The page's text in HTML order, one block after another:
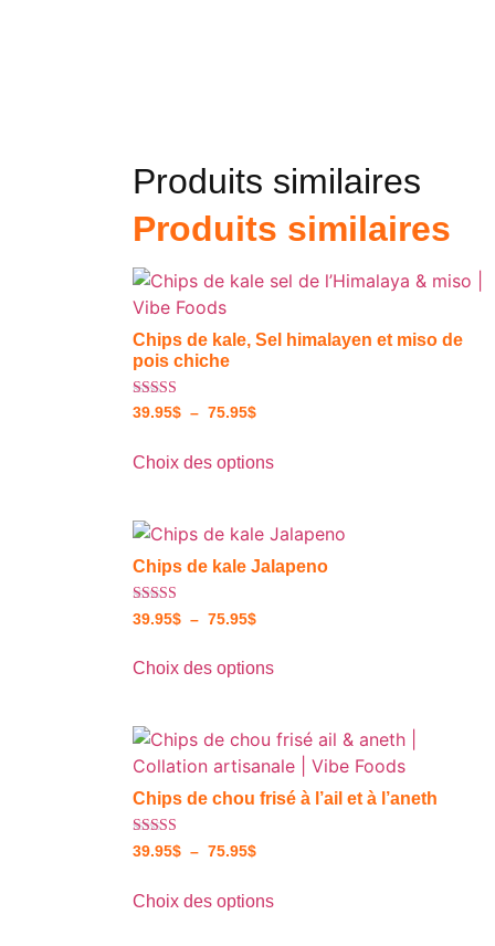
Produits similaires
Produits similaires
Chips de kale, Sel himalayen et miso de
pois chiche
Note
39.95$ – 75.95$
Choix des options
Chips de kale Jalapeno
Note
4.50
39.95$ – 75.95$
Choix des options
Chips de chou frisé à l’ail et à l’aneth
Note
39.95$ – 75.95$
Choix des options